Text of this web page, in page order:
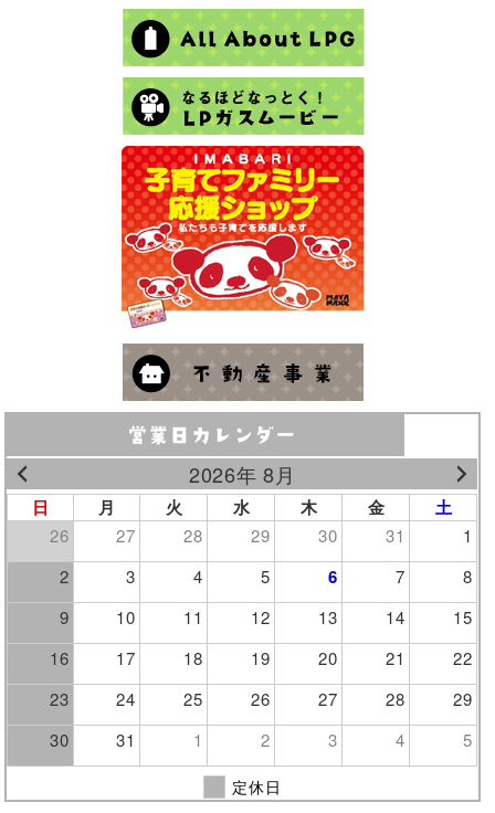
2026年 8月
日 月 火 水 木 金 土
26 27 28 29 30 31
1
2
3 4 5 6 7
8
9
10 11 12 13 14
15
16
17 18 19 20 21
22
23
24 25 26 27 28
29
30
31 1 2 3 4 5
定休日